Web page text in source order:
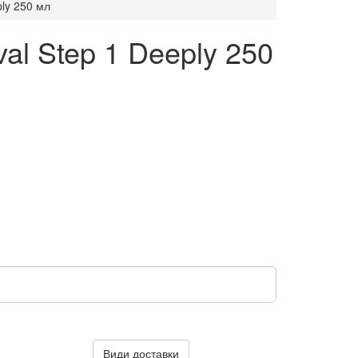
250 мл
Step 1 Deeply 250
Види доставки